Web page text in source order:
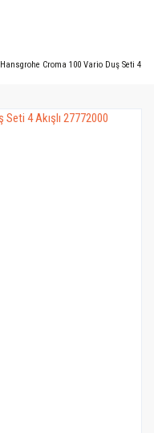
Hansgrohe Croma 100 Vario Duş Seti 4